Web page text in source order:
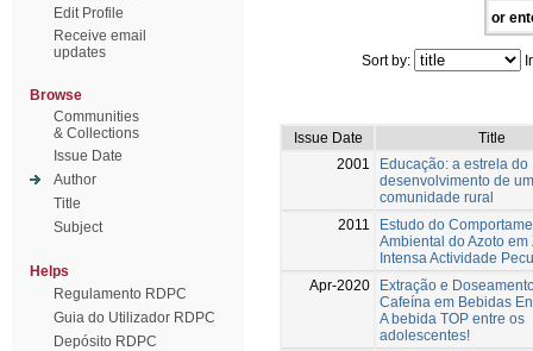
Edit Profile
Receive email
updates
Browse
Communities
& Collections
Issue Date
Author
Title
Subject
Helps
Regulamento RDPC
Guia do Utilizador RDPC
Depósito RDPC
or
Sort by:
Issue Date
Title
2001
Educação: a estrela do
desenvolvimento de
comunidade rural
2011
Estudo do
Ambiental do Azoto em
Intensa Actividade
Apr-2020
Extração e
Cafeína em Bebidas
A bebida TOP entre os
adolescentes!